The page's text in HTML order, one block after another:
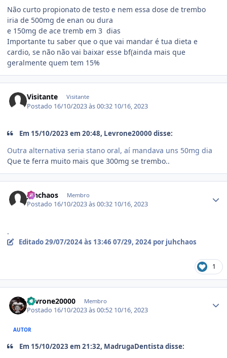
Não curto propionato de testo e nem essa dose de trembo
iria de 500mg de enan ou dura
e 150mg de ace tremb em 3 dias
Importante tu saber que o que vai mandar é tua dieta e
cardio, se não não vai baixar esse bf(ainda mais que
geralmente quem tem 15%
Visitante Visitante
Postado 16/10/2023 às 00:32 10/16, 2023
Em 15/10/2023 em 20:48, Levrone20000 disse:
Outra alternativa seria stano oral, aí mandava uns 50mg dia
Que te ferra muito mais que 300mg se trembo..
juhchaos Membro
Postado 16/10/2023 às 00:32 10/16, 2023
.
Editado29/07/2024 às 13:46 07/29, 2024 por juhchaos
1
Levrone20000 Membro
Postado 16/10/2023 às 00:52 10/16, 2023
AUTOR
Em 15/10/2023 em 21:32, MadrugaDentista disse: